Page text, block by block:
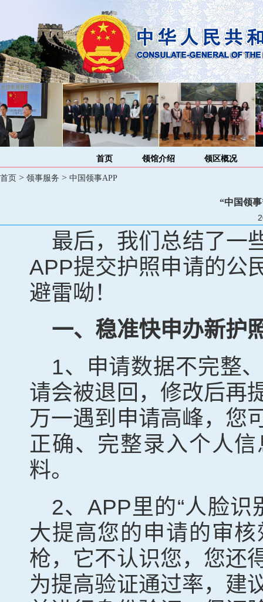
首页 领馆介绍 领区概况
首页 > 领事服务 > 中国领事APP
“中国领
最后， 我们总结了一
APP提交护照申请的公
避雷呦！
一、稳准快申办新护
1、申请数据不完整
请会被退回，修改后再
万一遇到申请高峰，您
正确、完整录入个人
料。
2、 APP里的“人脸
大提高您的申请的审
枪，它不认识您，您还
为提高验证通过率，建